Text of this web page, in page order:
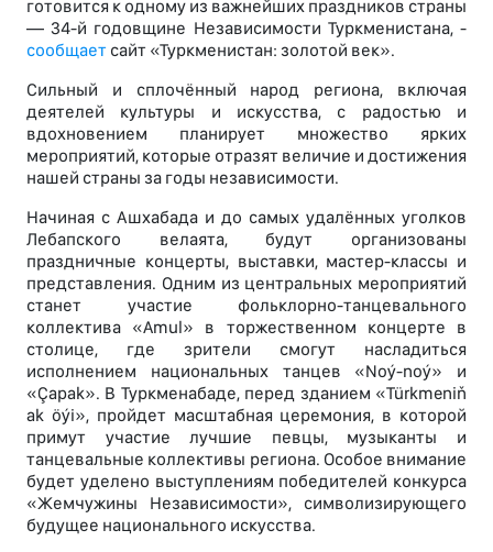
готовится к одному из важнейших праздников страны
— 34-й годовщине Независимости Туркменистана, -
сообщает сайт «Туркменистан: золотой век».
Сильный и сплочённый народ региона, включая
деятелей культуры и искусства, с радостью и
вдохновением планирует множество ярких
мероприятий, которые отразят величие и достижения
нашей страны за годы независимости.
Начиная с Ашхабада и до самых удалённых уголков
Лебапского велаята, будут организованы
праздничные концерты, выставки, мастер-классы и
представления. Одним из центральных мероприятий
станет участие фольклорно-танцевального
коллектива «Amul» в торжественном концерте в
столице, где зрители смогут насладиться
исполнением национальных танцев «Noý-noý» и
«Çapak». В Туркменабаде, перед зданием «Türkmeniň
ak öýi», пройдет масштабная церемония, в которой
примут участие лучшие певцы, музыканты и
танцевальные коллективы региона. Особое внимание
будет уделено выступлениям победителей конкурса
«Жемчужины Независимости», символизирующего
будущее национального искусства.